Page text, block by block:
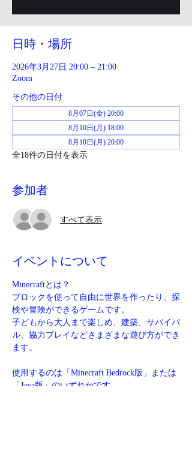
日時・場所
2026年3月27日 20:00 – 21:00
Zoom
その他の日付
8月07日(金) 20:00
8月10日(月) 18:00
8月10日(月) 20:00
全18件の日付を表示
参加者
すべて表示
イベントについて
Minecraftとは？
ブロックを使って自由に世界を作ったり、探
検や冒険ができるゲームです。
子どもから大人まで楽しめ、建築、サバイバ
ル、協力プレイなどさまざまな遊び方ができ
ます。
使用するのは「Minecraft Bedrock版」または
「Java版」のいずれかです。